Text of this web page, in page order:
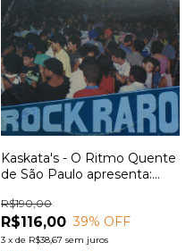
Kaskata's - O Ritmo Quente
de São Paulo apresenta:
R$116,00
R$190,00
39% OFF
3 x de R$38,67 sem juros